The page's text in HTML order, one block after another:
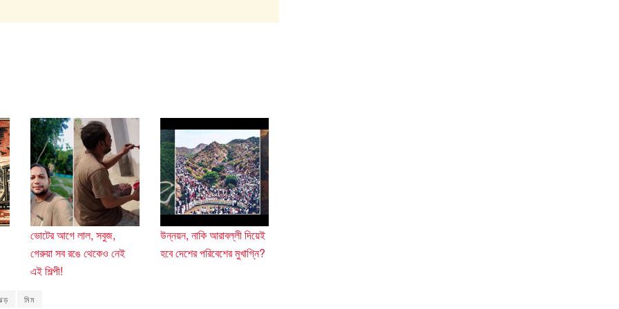
ভোটের আগে লাল, সবুজ,
গেরুয়া সব রঙে থেকেও নেই
এই শিল্পী!
উন্নয়ন, নাকি আরাবল্লী দিয়েই
হবে দেশের পরিবেশের মুখাগ্নি?
মিম